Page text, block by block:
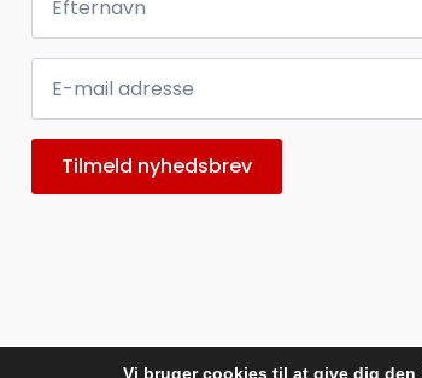
Email
Tilmeld nyhedsbrev
Vi bruger cookies til at give dig